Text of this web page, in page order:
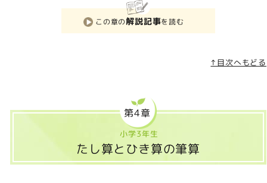
この章の解説記事を読む
↑目次へもどる
第4章
小学3年生
たし算とひき算の筆算